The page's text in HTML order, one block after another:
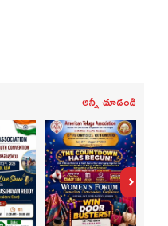
అన్నీ చూడండి